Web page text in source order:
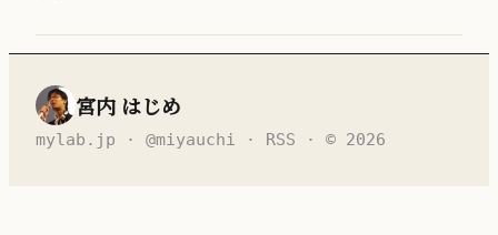
宮内 はじめ
mylab.jp · @miyauchi · RSS · © 2026